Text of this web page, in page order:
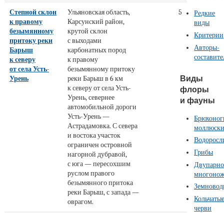
Степной склон
к правому
безымянному
притоку реки
Барыш
к северу
от села Усть-
Урень
Ульяновская область,
Карсунский район,
крутой склон
с выходами
карбонатных пород
к правому
безымянному притоку
реки Барыш в 6 км
к северу от села Усть-
Урень, севернее
автомобильной дороги
Усть-Урень —
Астрадамовка. С севера
и востока участок
ограничен островной
нагорной дубравой,
с юга — пересохшим
руслом правого
безымянного притока
реки Барыш, с запада —
оврагом.
5
Редкие
виды
Критерии
Авторы-
Виды
флоры
и фауны
Грибы
черви